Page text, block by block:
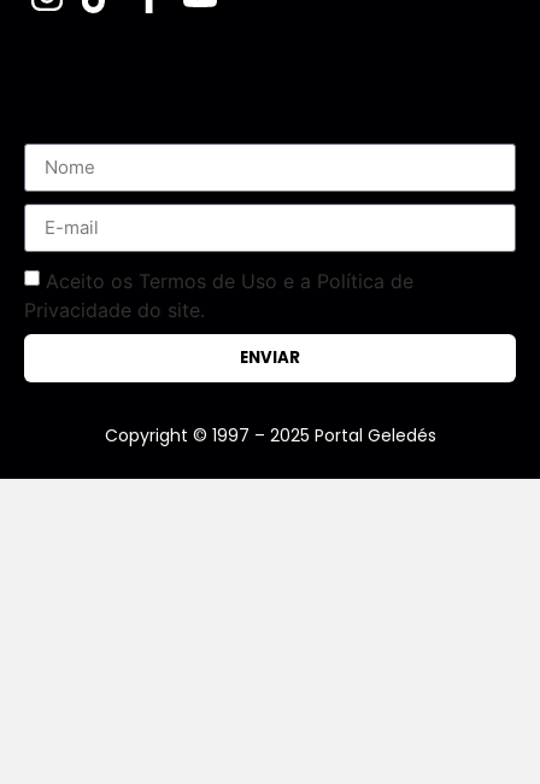
Aceito os Termos de Uso e a Política de
Privacidade do site.
ENVIAR
Copyright © 1997 – 2025 Portal Geledés